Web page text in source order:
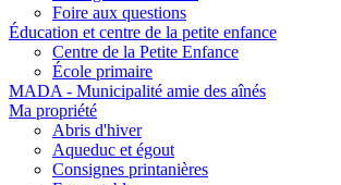
Foire aux questions
Éducation et centre de la petite enfance
Centre de la Petite Enfance
École primaire
MADA - Municipalité amie des aînés
Ma propriété
Abris d'hiver
Aqueduc et égout
Consignes printanières